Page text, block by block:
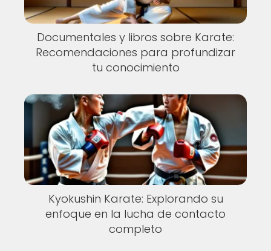
Documentales y libros sobre Karate:
Recomendaciones para profundizar
tu conocimiento
Kyokushin Karate: Explorando su
enfoque en la lucha de contacto
completo